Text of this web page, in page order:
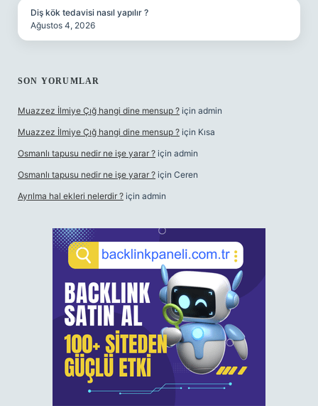
Diş kök tedavisi nasıl yapılır ?
Ağustos 4, 2026
SON YORUMLAR
Muazzez İlmiye Çığ hangi dine mensup ? için admin
Muazzez İlmiye Çığ hangi dine mensup ? için Kısa
Osmanlı tapusu nedir ne işe yarar ? için admin
Osmanlı tapusu nedir ne işe yarar ? için Ceren
Ayrılma hal ekleri nelerdir ? için admin